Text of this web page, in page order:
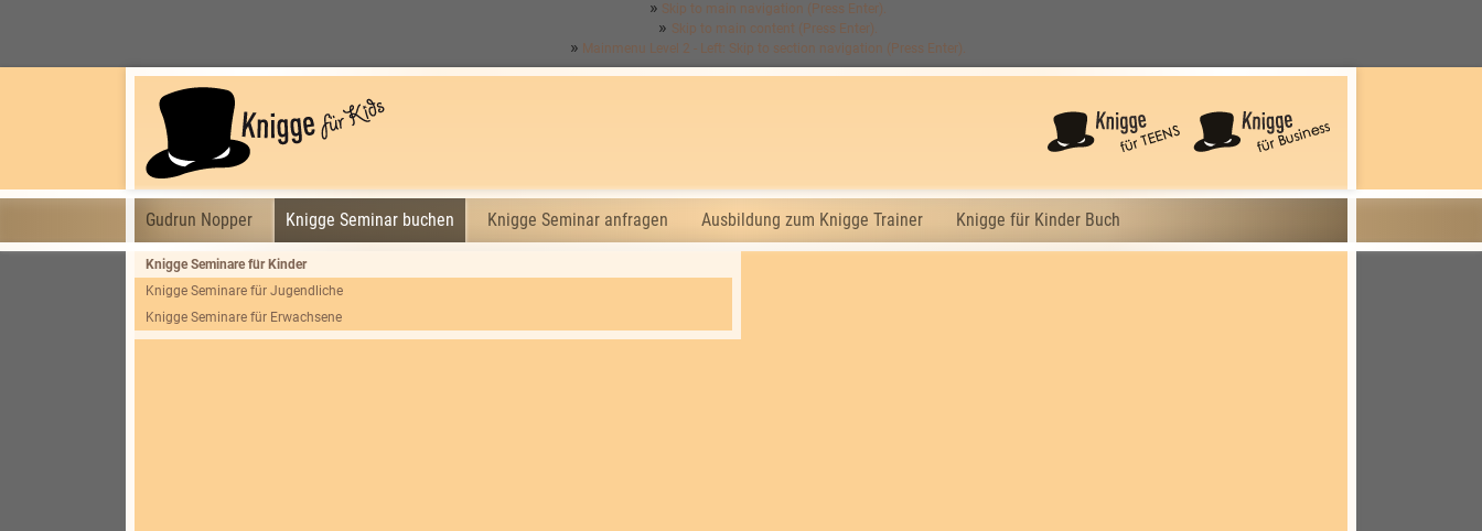
Skip to main navigation (Press Enter).
Skip to main content (Press Enter).
Mainmenu Level 2 - Left: Skip to section navigation (Press Enter).
Gudrun Nopper Knigge Seminar buchen Knigge Seminar anfragen Ausbildung zum Knigge Trainer Knigge für Kinder Buch
Knigge Seminare für Kinder
Knigge Seminare für Jugendliche
Knigge Seminare für Erwachsene